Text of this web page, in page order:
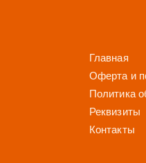
Главная
Оферта и
Политика
Реквизиты
Контакты